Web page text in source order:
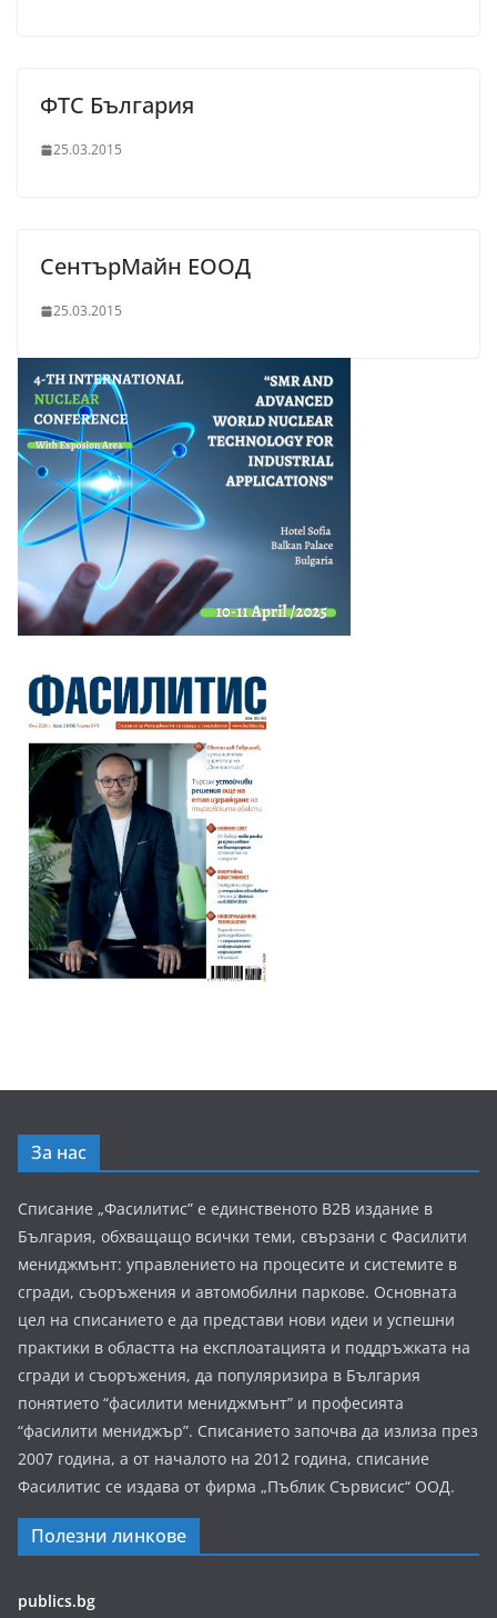
ФТС България
25.03.2015
СентърМайн ЕООД
25.03.2015
За нас
Списание „Фасилитис” е единственото B2B издание в
България, обхващащо всички теми, свързани с Фасилити
мениджмънт: управлението на процесите и системите в
сгради, съоръжения и автомобилни паркове. Основната
цел на списанието е да представи нови идеи и успешни
практики в областта на експлоатацията и поддръжката на
сгради и съоръжения, да популяризира в България
понятието “фасилити мениджмънт” и професията
“фасилити мениджър”. Списанието започва да излиза през
2007 година, а от началото на 2012 година, списание
Фасилитис се издава от фирма „Пъблик Сървисис“ ООД.
Полезни линкове
publics.bg